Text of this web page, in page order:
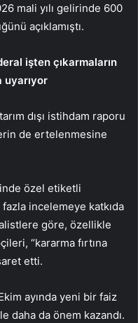
mali yılı gelirinde 600
açıklamıştı.
işten çıkarmaların
uyarıyor
dışı istihdam raporu
de ertelenmesine
özel etiketli
incelemeye katkıda
göre, özellikle
“kararma fırtına
etti.
ayında yeni bir faiz
daha da önem kazandı.